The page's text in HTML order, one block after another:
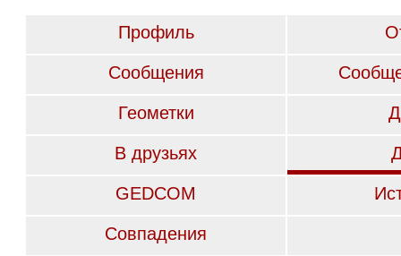
Профиль
Сообщения
Геометки
В друзьях
GEDCOM
Совпадения